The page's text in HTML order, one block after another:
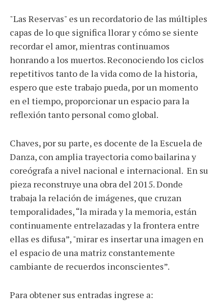
"Las Reservas" es un recordatorio de las múltiples
capas de lo que significa llorar y cómo se siente
recordar el amor, mientras continuamos
honrando a los muertos. Reconociendo los ciclos
repetitivos tanto de la vida como de la historia,
espero que este trabajo pueda, por un momento
en el tiempo, proporcionar un espacio para la
reflexión tanto personal como global.
Chaves, por su parte, es docente de la Escuela de
Danza, con amplia trayectoria como bailarina y
coreógrafa a nivel nacional e internacional. En su
pieza reconstruye una obra del 2015. Donde
trabaja la relación de imágenes, que cruzan
temporalidades, “la mirada y la memoria, están
continuamente entrelazadas y la frontera entre
ellas es difusa”, "mirar es insertar una imagen en
el espacio de una matriz constantemente
cambiante de recuerdos inconscientes”.
Para obtener sus entradas ingrese a: